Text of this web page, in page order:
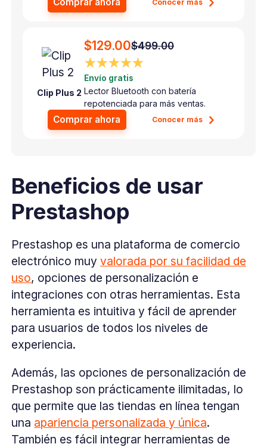
Conocer más
Clip Plus 2
$129.00$499.00
★★★★★
Envío gratis
Lector Bluetooth con batería
repotenciada para más ventas.
Comprar ahora Conocer más
Beneficios de usar
Prestashop
Prestashop es una plataforma de comercio
electrónico muyvalorada por su facilidad de
uso, opciones de personalización e
integraciones con otras herramientas. Esta
herramienta es intuitiva y fácil de aprender
para usuarios de todos los niveles de
experiencia.
Además, las opciones de personalización de
Prestashop son prácticamente ilimitadas, lo
que permite que las tiendas en línea tengan
una apariencia personalizada y única.
También es fácil integrar herramientas de